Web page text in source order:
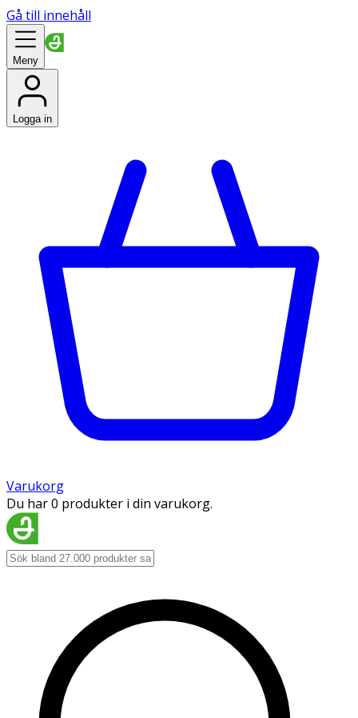
Gå till innehåll
Meny
Logga in
Varukorg
Du har 0 produkter i din varukorg.